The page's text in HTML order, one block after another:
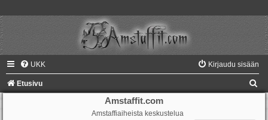
UKK Kirjaudu sisään
Etusivu
Amstaffit.com
Amstaffiaiheista keskustelua